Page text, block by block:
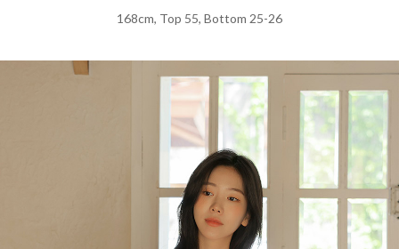
168cm, Top 55, Bottom 25-26